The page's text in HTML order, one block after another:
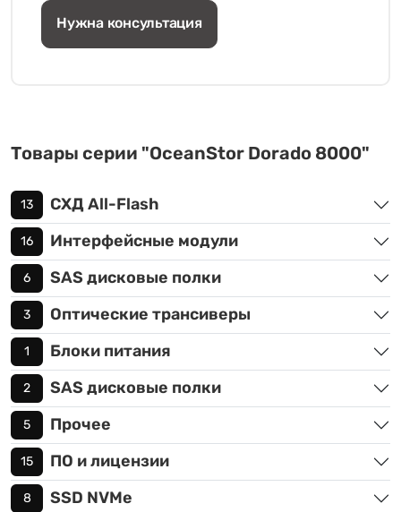
Нужна консультация
Товары серии "OceanStor Dorado 8000"
13 СХД All-Flash
16 Интерфейсные модули
6 SAS дисковые полки
3 Оптические трансиверы
1 Блоки питания
2 SAS дисковые полки
5 Прочее
15 ПО и лицензии
8 SSD NVMe